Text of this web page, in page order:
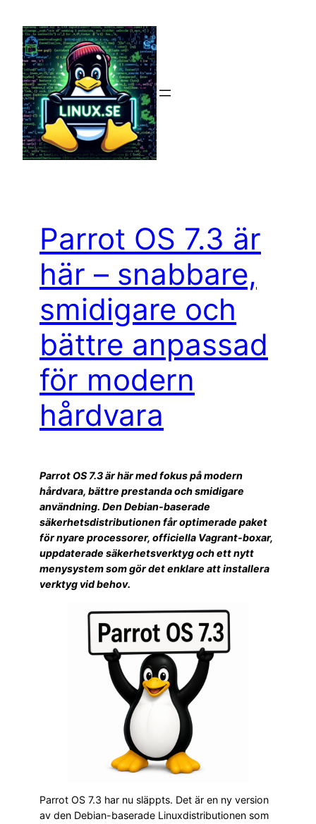
innehåll
Parrot OS 7.3 är
här – snabbare,
smidigare och
bättre anpassad
för modern
hårdvara
Parrot OS 7.3 är här med fokus på modern
hårdvara, bättre prestanda och smidigare
användning. Den Debian-baserade
säkerhetsdistributionen får optimerade paket
för nyare processorer, officiella Vagrant-boxar,
uppdaterade säkerhetsverktyg och ett nytt
menysystem som gör det enklare att installera
verktyg vid behov.
Parrot OS 7.3 har nu släppts. Det är en ny version
av den Debian-baserade Linuxdistributionen som